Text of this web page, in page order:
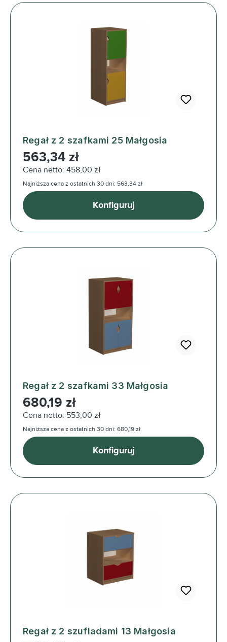
Regał z 2 szafkami 25 Małgosia
Cena regularna:
563,34 zł
Cena netto: 458,00 zł
Najniższa cena z ostatnich 30 dni: 563,34 zł
Konfiguruj
Regał z 2 szafkami 33 Małgosia
Cena regularna:
680,19 zł
Cena netto: 553,00 zł
Najniższa cena z ostatnich 30 dni: 680,19 zł
Konfiguruj
Regał z 2 szufladami 13 Małgosia